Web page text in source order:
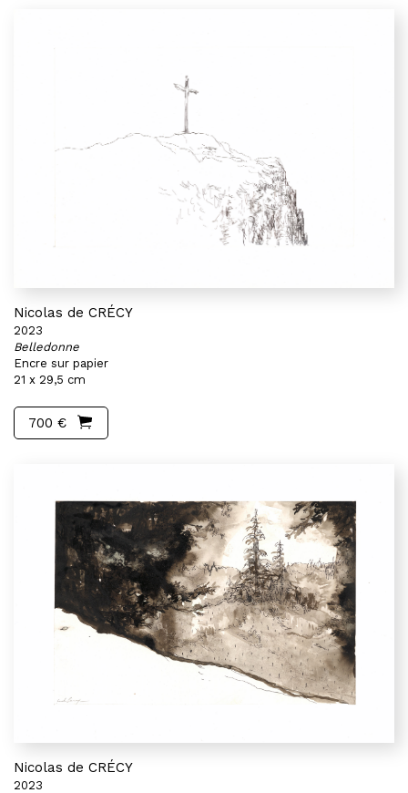
Nicolas de CRÉCY
2023
Belledonne
Encre sur papier
21 x 29,5 cm
700 €
Nicolas de CRÉCY
2023